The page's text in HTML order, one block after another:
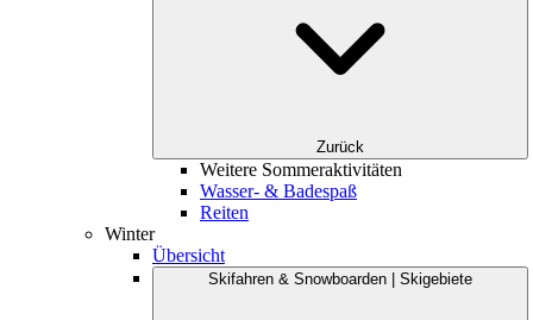
Zurück
Weitere Sommeraktivitäten
Wasser- & Badespaß
Reiten
Winter
Übersicht
Skifahren & Snowboarden | Skigebiete